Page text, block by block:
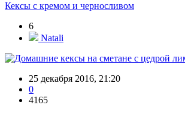
Кексы с кремом и черносливом
6
Natali
25 декабря 2016, 21:20
0
4165